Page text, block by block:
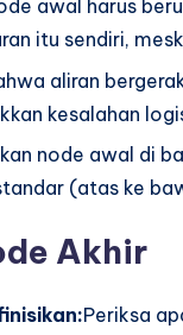
awal harus
itu sendiri,
aliran
kesalahan
node awal di
(atas ke
Akhir
Periksa